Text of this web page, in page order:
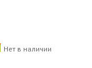
Нет в наличии